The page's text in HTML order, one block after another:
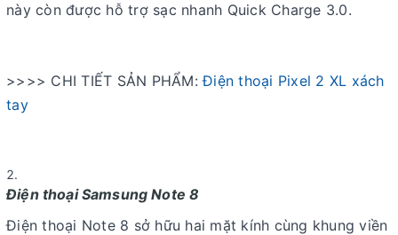
này còn được hỗ trợ sạc nhanh Quick Charge 3.0.
>>>> CHI TIẾT SẢN PHẨM:Điện thoại Pixel 2 XL xách
tay
Điện thoại Samsung Note 8
Điện thoại Note 8 sở hữu hai mặt kính cùng khung viền